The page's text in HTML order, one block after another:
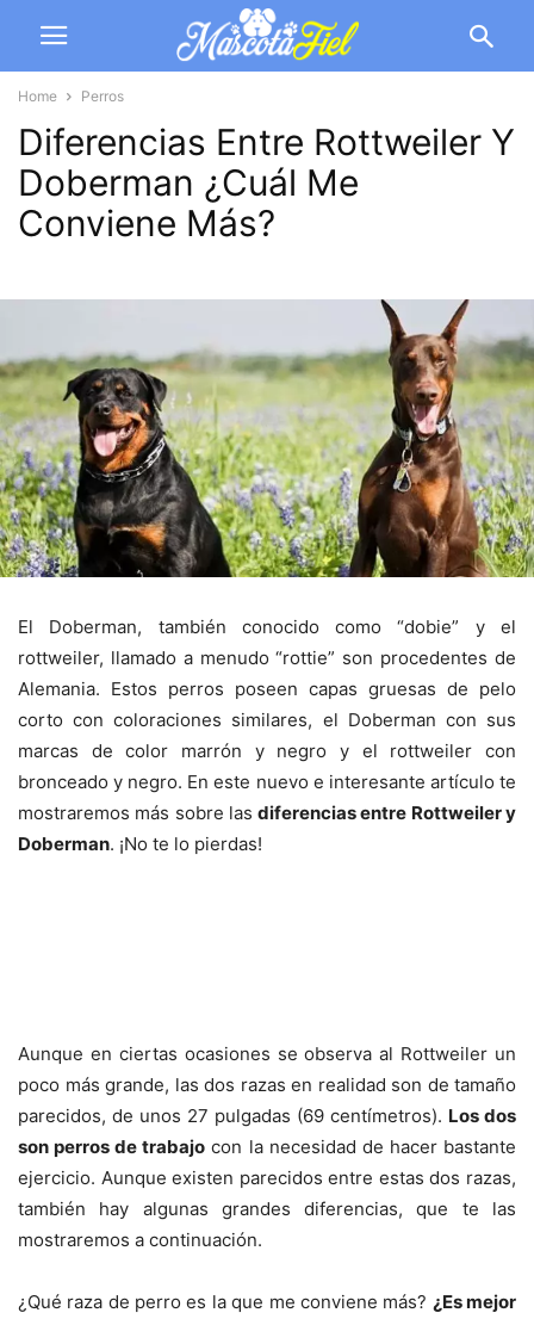
Home Perros
Diferencias Entre Rottweiler Y
Doberman ¿Cuál Me
Conviene Más?
El Doberman, también conocido como “dobie” y el
rottweiler, llamado a menudo “rottie” son procedentes de
Alemania. Estos perros poseen capas gruesas de pelo
corto con coloraciones similares, el Doberman con sus
marcas de color marrón y negro y el rottweiler con
bronceado y negro. En este nuevo e interesante artículo te
mostraremos más sobre lasdiferencias entre Rottweiler y
Doberman. ¡No te lo pierdas!
Aunque en ciertas ocasiones se observa al Rottweiler un
poco más grande, las dos razas en realidad son de tamaño
parecidos, de unos 27 pulgadas (69 centímetros). Los dos
son perros de trabajo con la necesidad de hacer bastante
ejercicio. Aunque existen parecidos entre estas dos razas,
también hay algunas grandes diferencias, que te las
mostraremos a continuación.
¿Qué raza de perro es la que me conviene más? ¿Es mejor